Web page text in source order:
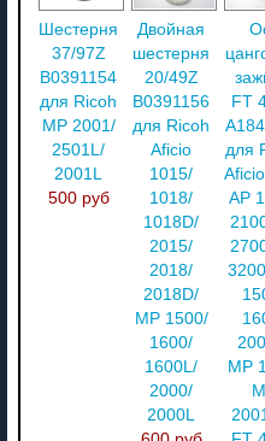
Шестерня
37/97Z
B0391154
для Ricoh
MP 2001/
2501L/
2001L
500 руб
Двойная
шестерня
20/49Z
B0391156
для Ricoh
Aficio
1015/
1018/
1018D/
2015/
2018/
2018D/
MP 1500/
1600/
1600L/
2000/
2000L
FT
для
AP
MP